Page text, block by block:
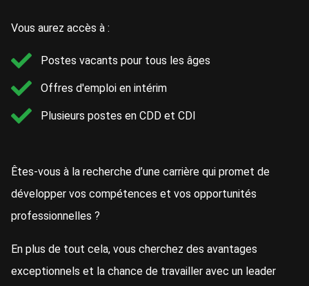
Vous aurez accès à :
Postes vacants pour tous les âges
Offres d'emploi en intérim
Plusieurs postes en CDD et CDI
Êtes-vous à la recherche d’une carrière qui promet de
développer vos compétences et vos opportunités
professionnelles ?
En plus de tout cela, vous cherchez des avantages
exceptionnels et la chance de travailler avec un leader